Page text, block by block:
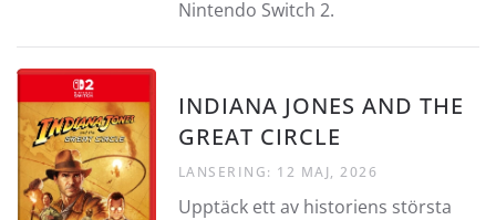
Nintendo Switch 2.
INDIANA JONES AND THE
GREAT CIRCLE
LANSERING: 12 MAJ, 2026
Upptäck ett av historiens största